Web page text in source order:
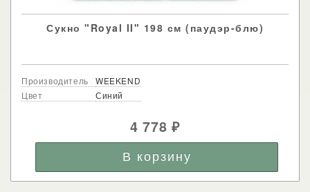
Сукно "Royal II" 198 см (паудэр-блю)
Производитель
WEEKEND
Цвет
Синий
4 778₽